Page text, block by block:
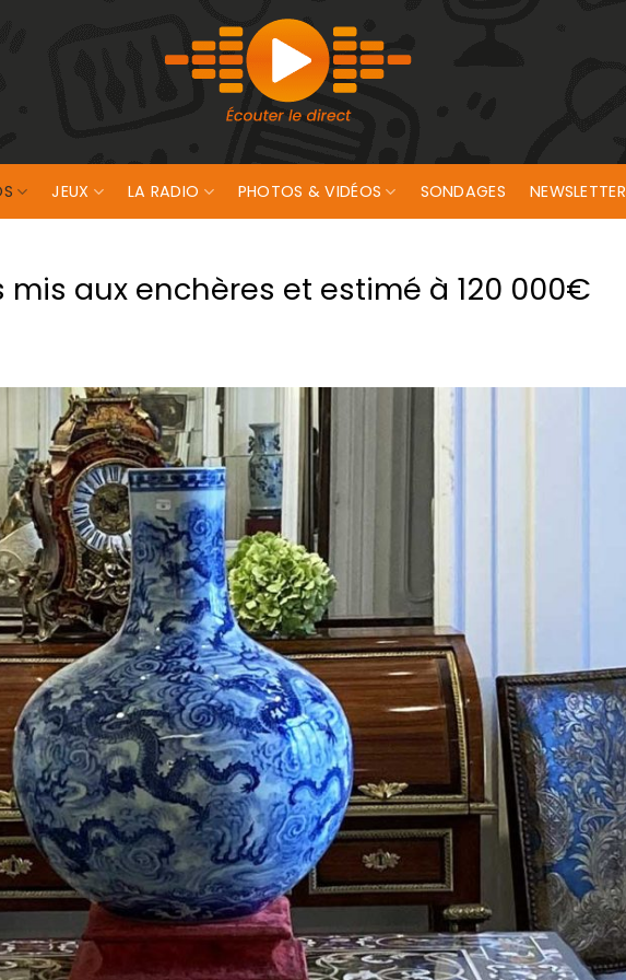
JEUX LA RADIO PHOTOS & VIDÉOS SONDAGES NEWSLETTER
mis aux enchères et estimé à 120 000€